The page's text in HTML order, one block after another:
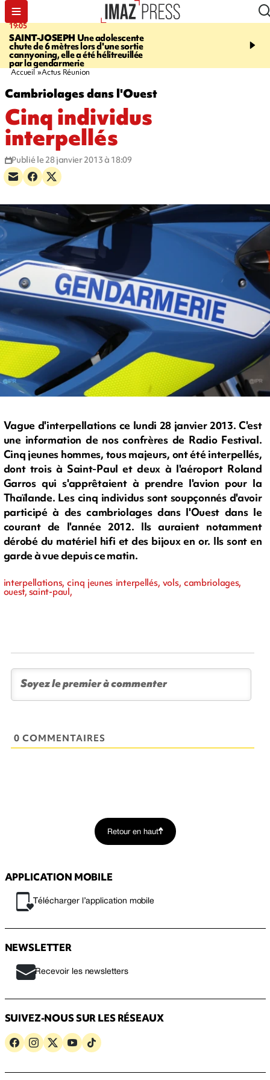
19:05
SAINT-JOSEPH Une adolescente
chute de 6 mètres lors d'une sortie
cannyoning, elle a été hélitreuillée
par la gendarmerie
20:44
rouée de coups,
Accueil Actus Réunion
Cambriolages dans l'Ouest
Cinq individus
interpellés
Publié le 28 janvier 2013 à 18:09
Vague d'interpellations ce lundi 28 janvier 2013. C'est
une information de nos confrères de Radio Festival.
Cinq jeunes hommes, tous majeurs, ont été interpellés,
dont trois à Saint-Paul et deux à l'aéroport Roland
Garros qui s'apprêtaient à prendre l'avion pour la
Thaïlande. Les cinq individus sont soupçonnés d'avoir
participé à des cambriolages dans l'Ouest dans le
courant de l'année 2012. Ils auraient notamment
dérobé du matériel hifi et des bijoux en or. Ils sont en
garde à vue depuis ce matin.
interpellations, cinq jeunes interpellés, vols, cambriolages,
ouest, saint-paul,
0 COMMENTAIRES
Retour en haut
APPLICATION MOBILE
Télécharger l’application mobile
NEWSLETTER
Recevoir les newsletters
SUIVEZ-NOUS SUR LES RÉSEAUX